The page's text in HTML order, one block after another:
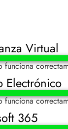
Virtual
funciona
Electrónico
funciona
365